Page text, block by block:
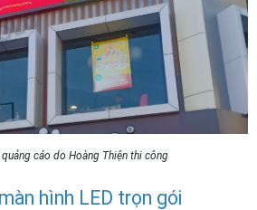
cáo do Hoàng Thiện thi công
hình LED trọn gói